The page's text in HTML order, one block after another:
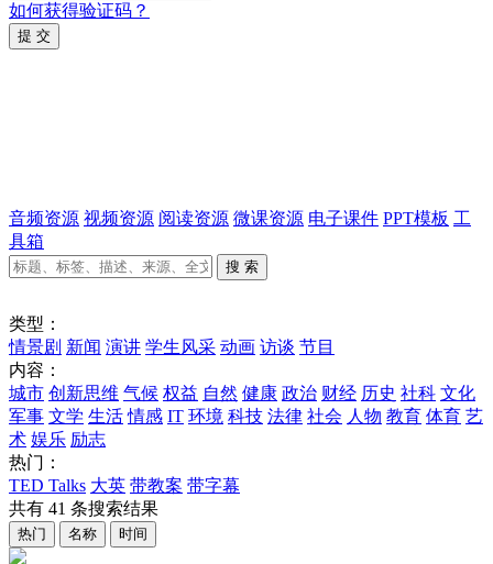
如何获得验证码？
提 交
音频资源 视频资源 阅读资源 微课资源 电子课件 PPT模板 工
具箱
搜 索
类型：
情景剧 新闻 演讲 学生风采 动画 访谈 节目
内容：
城市 创新思维 气候 权益 自然 健康 政治 财经 历史 社科 文化
军事 文学 生活 情感 IT 环境 科技 法律 社会 人物 教育 体育 艺
术 娱乐 励志
热门：
TED Talks 大英 带教案 带字幕
共有 41 条搜索结果
热门 名称 时间